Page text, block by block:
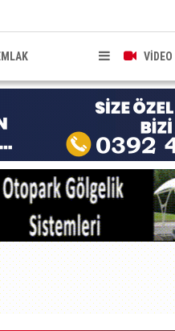
VİDEO